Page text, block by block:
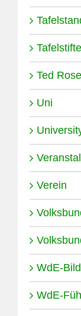
Ted
Uni
Verein
WdE-
WdE-